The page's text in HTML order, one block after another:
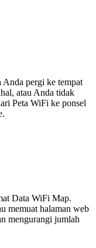
Anda pergi ke tempat
atau Anda tidak
Peta WiFi ke ponsel
Data WiFi Map.
memuat halaman web
mengurangi jumlah